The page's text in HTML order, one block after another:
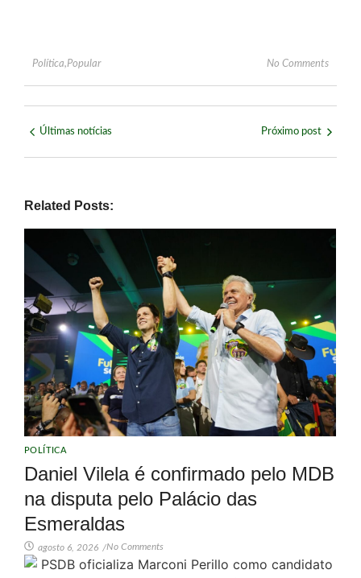
Política,Popular No Comments
Últimas notícias Próximo post
Related Posts:
POLÍTICA
Daniel Vilela é confirmado pelo MDB
na disputa pelo Palácio das
Esmeraldas
agosto 6, 2026 /No Comments